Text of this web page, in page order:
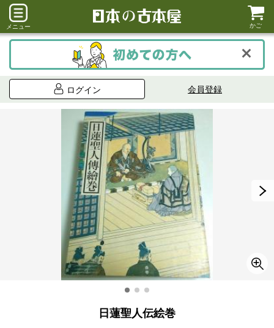
メニュー かご
ログイン 会員登録
日蓮聖人伝絵巻